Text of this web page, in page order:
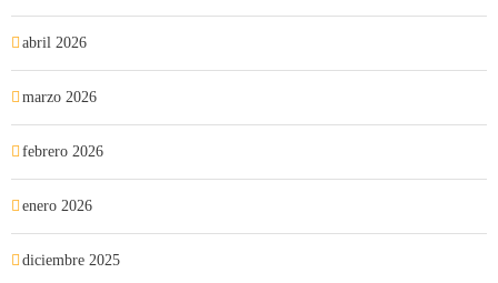
abril 2026
marzo 2026
febrero 2026
enero 2026
diciembre 2025